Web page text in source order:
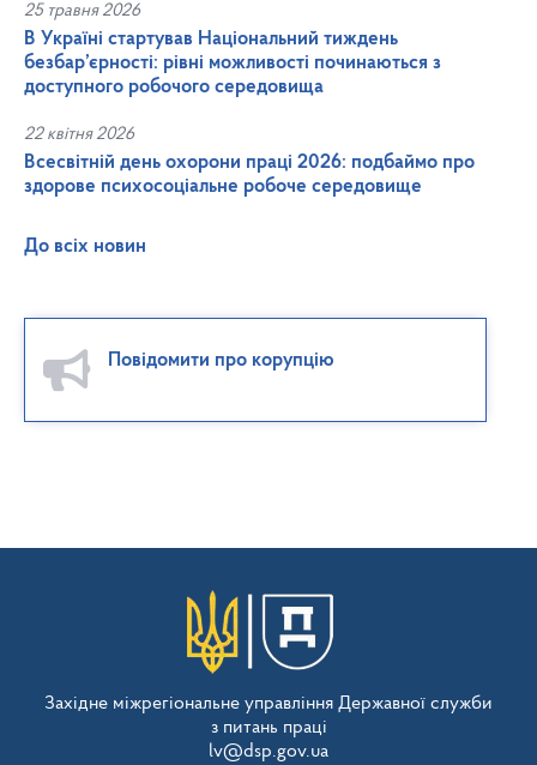
25 травня 2026
В Україні стартував Національний тиждень
безбар’єрності: рівні можливості починаються з
доступного робочого середовища
22 квітня 2026
Всесвітній день охорони праці 2026: подбаймо про
здорове психосоціальне робоче середовище
До всіх новин
Повідомити про корупцію
Західне міжрегіональне управління Державної служби
з питань праці
lv@dsp.gov.ua